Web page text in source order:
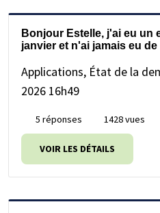
Bonjour Estelle, j'ai eu un
janvier et n'ai jamais eu
Applications, État de la
2026 16h49
5 réponses 1428 vues
VOIR LES DÉTAILS